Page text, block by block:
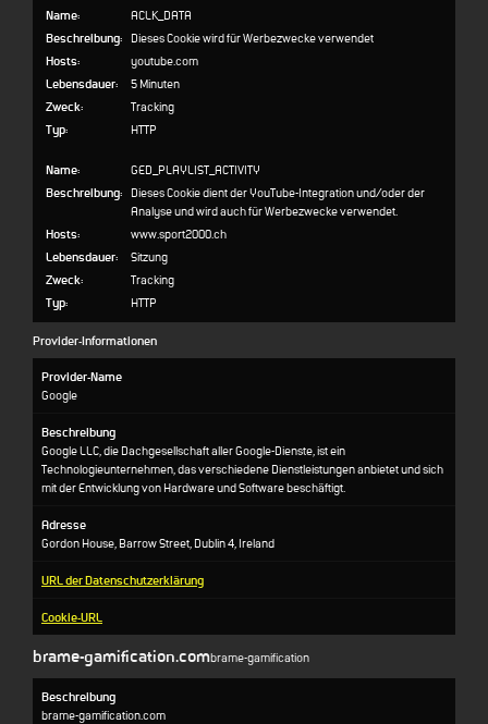
Name:
ACLK_DATA
Beschreibung: Dieses Cookie wird für Werbezwecke verwendet
Hosts:
youtube.com
Lebensdauer:
5 Minuten
Zweck:
Tracking
Typ:
HTTP
Name:
GED_PLAYLIST_ACTIVITY
Beschreibung: Dieses Cookie dient der YouTube-Integration und/oder der
Analyse und wird auch für Werbezwecke verwendet.
Hosts:
www.sport2000.ch
Lebensdauer:
Sitzung
Zweck:
Tracking
Typ:
HTTP
Provider-Informationen
Provider-Name
Google
Beschreibung
Google LLC, die Dachgesellschaft aller Google-Dienste, ist ein
Technologieunternehmen, das verschiedene Dienstleistungen anbietet und sich
mit der Entwicklung von Hardware und Software beschäftigt.
Adresse
Gordon House, Barrow Street, Dublin 4, Ireland
URL der Datenschutzerklärung
Cookie-URL
brame-gamification.combrame-gamification
Beschreibung
brame-gamification.com